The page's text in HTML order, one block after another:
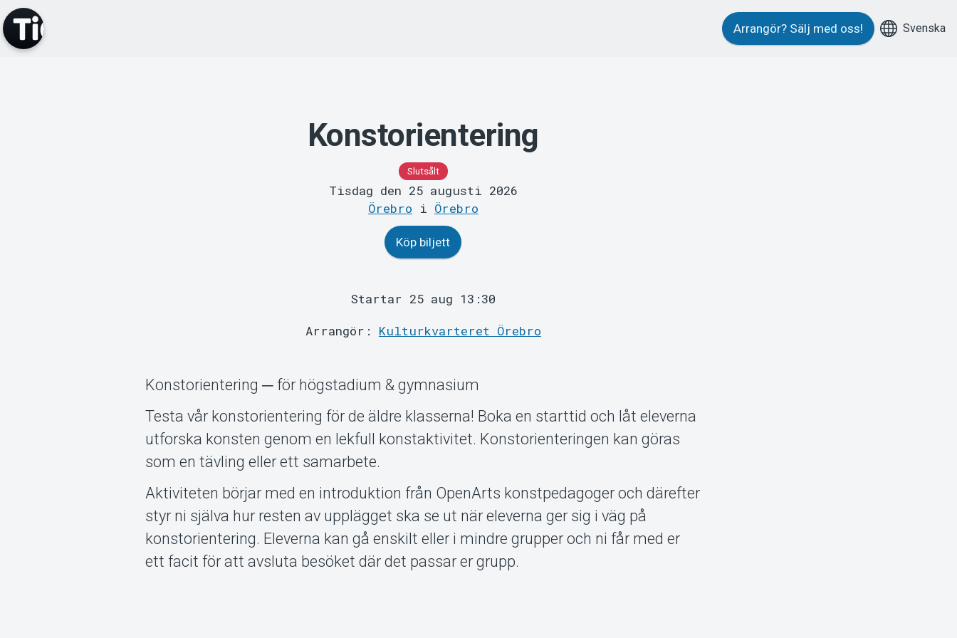
Arrangör? Sälj med oss! Svenska
Konstorientering
Slutsålt
Tisdag den 25 augusti 2026
Örebro i Örebro
Köp biljett
Startar 25 aug 13:30
Arrangör: Kulturkvarteret Örebro
Konstorientering ─ för högstadium & gymnasium
Testa vår konstorientering för de äldre klasserna! Boka en starttid och låt eleverna
utforska konsten genom en lekfull konstaktivitet. Konstorienteringen kan göras
som en tävling eller ett samarbete.
Aktiviteten börjar med en introduktion från OpenArts konstpedagoger och därefter
styr ni själva hur resten av upplägget ska se ut när eleverna ger sig i väg på
konstorientering. Eleverna kan gå enskilt eller i mindre grupper och ni får med er
ett facit för att avsluta besöket där det passar er grupp.